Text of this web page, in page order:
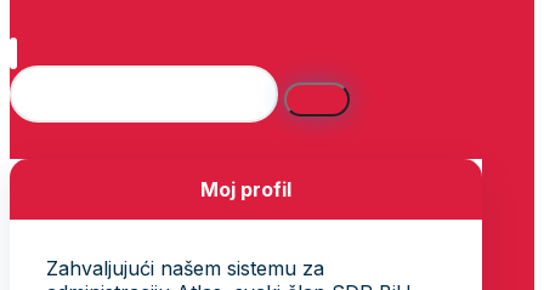
Moj profil
Zahvaljujući našem sistemu za